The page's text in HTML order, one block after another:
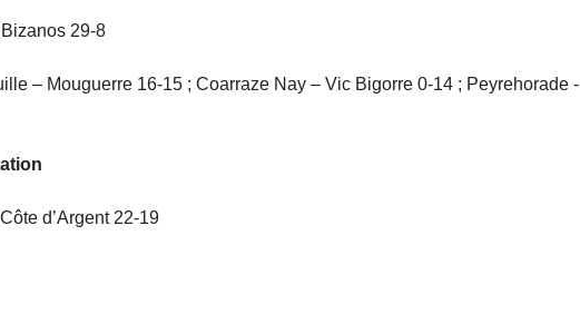
29-8
– Mouguerre 16-15 ; Coarraze Nay – Vic Bigorre 0-14 ; Peyrehorade -
d’Argent 22-19